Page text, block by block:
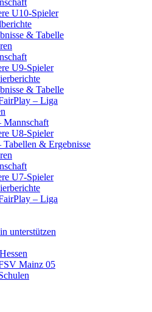
U10-Spieler
& Tabelle
U9-Spieler
& Tabelle
– Liga
Mannschaft
U8-Spieler
Tabellen & Ergebnisse
U7-Spieler
– Liga
unterstützen
Mainz 05